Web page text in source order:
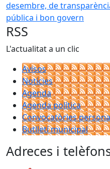
desembre, de
pública i bon govern
RSS
L'actualitat a un clic
Avisos
Notícies
Agenda
Agenda política
Convocatòries
Butlletí municipal
Adreces i